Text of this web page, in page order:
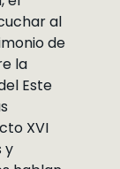
al
de
la
Este
XVI
y